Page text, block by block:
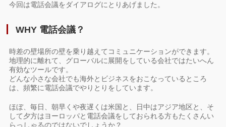
今回は電話会議をダイアログにとりあげました。
WHY 電話会議？
時差の壁場所の壁を乗り越えてコミュニケーションができます。
地理的に離れて、グローバルに展開をしている会社ではたいへん
有効なツールです。
どんな小さな会社でも海外とビジネスをおこなっているところ
は、頻繁に電話会議でやりとりをしています。
ほぼ、毎日、朝早くや夜遅くは米国と、日中はアジア地区と、そ
して夕方はヨーロッパと電話会議をしておられる方もたくさんい
らっしゃるのではないでしょうか？